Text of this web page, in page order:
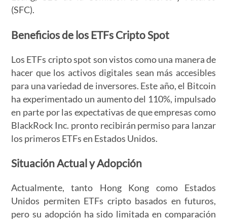
(SFC).
Beneficios de los ETFs Cripto Spot
Los ETFs cripto spot son vistos como una manera de
hacer que los activos digitales sean más accesibles
para una variedad de inversores. Este año, el Bitcoin
ha experimentado un aumento del 110%, impulsado
en parte por las expectativas de que empresas como
BlackRock Inc. pronto recibirán permiso para lanzar
los primeros ETFs en Estados Unidos.
Situación Actual y Adopción
Actualmente, tanto Hong Kong como Estados
Unidos permiten ETFs cripto basados en futuros,
pero su adopción ha sido limitada en comparación